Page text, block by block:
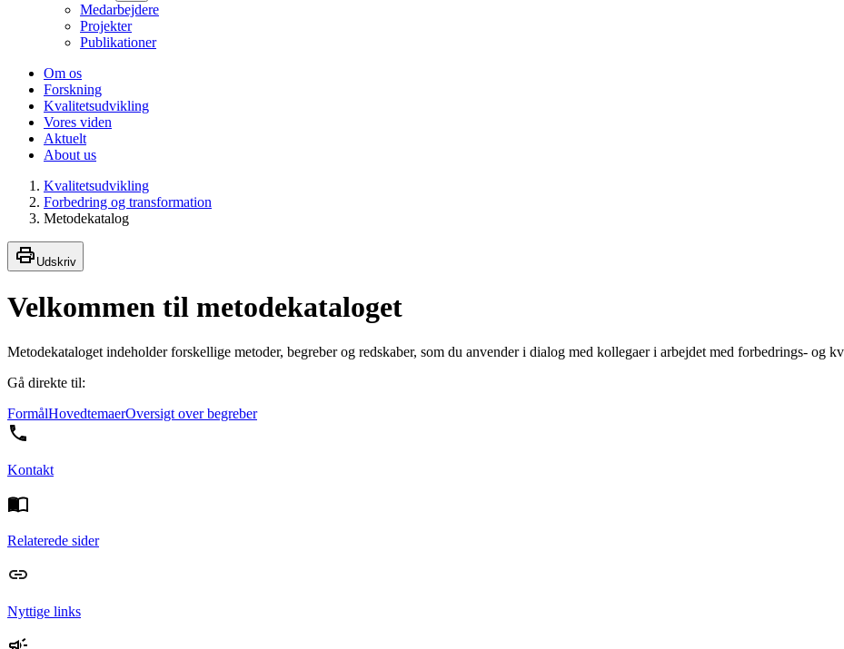
Medarbejdere
Projekter
Publikationer
Om os
Forskning
Kvalitetsudvikling
Vores viden
Aktuelt
About us
Kvalitetsudvikling
Forbedring og transformation
Metodekatalog
Udskriv
Velkommen til metodekataloget
Metodekataloget indeholder forskellige metoder, begreber og redskaber, som du anvender i dialog med kollegaer i arbejdet med forbedrings- og
Gå direkte til:
FormålHovedtemaerOversigt over begreber
Kontakt
Relaterede sider
Nyttige links